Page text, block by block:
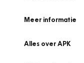
Meer informatie
Alles over APK